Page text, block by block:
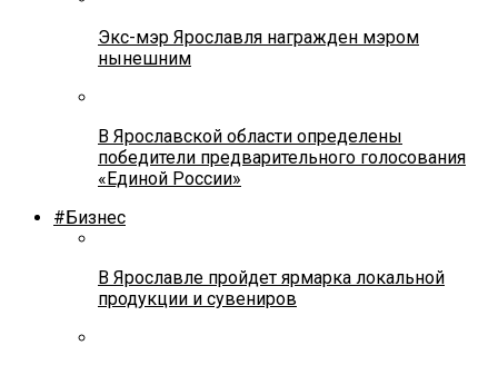
Экс-мэр Ярославля награжден мэром
нынешним
В Ярославской области определены
победители предварительного голосования
«Единой России»
#Бизнес
В Ярославле пройдет ярмарка локальной
продукции и сувениров